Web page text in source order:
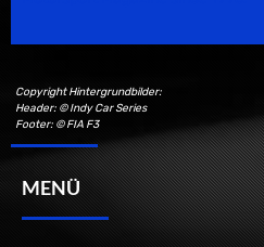
Copyright Hintergrundbilder:
Header: © Indy Car Series
Footer: © FIA F3
MENÜ